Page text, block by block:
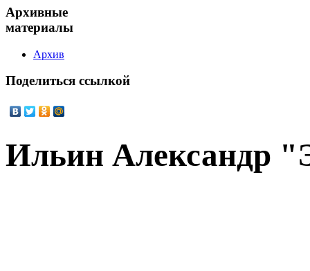
Архивные
материалы
Архив
Поделиться ссылкой
Ильин Александр